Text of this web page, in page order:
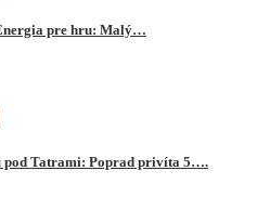
pre hru: Malý…
pod Tatrami: Poprad privíta 5….